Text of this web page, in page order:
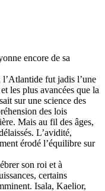
encore de sa
l’Atlantide fut jadis l’une
les plus avancées que la
sur une science des
des lois
Mais au fil des âges,
L’avidité,
érodé l’équilibre sur
son roi et à
certains
Isala, Kaelior,